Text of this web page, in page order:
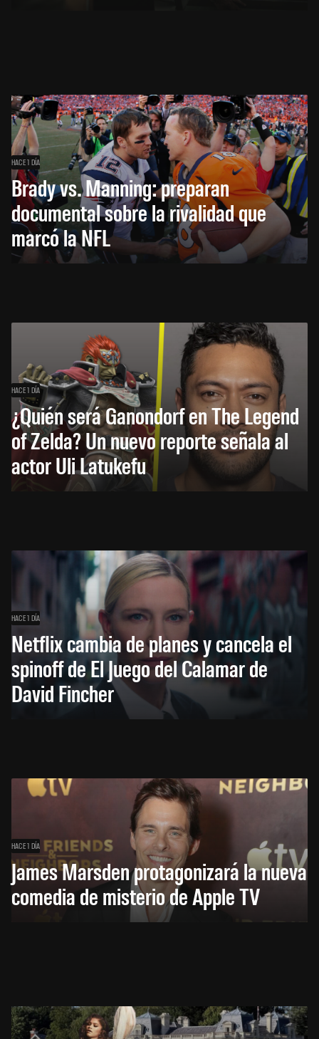
HACE 1 DÍA
Brady vs. Manning: preparan
documental sobre la rivalidad que
marcó la NFL
HACE 1 DÍA
¿Quién será Ganondorf en The Legend
of Zelda? Un nuevo reporte señala al
actor Uli Latukefu
HACE 1 DÍA
Netflix cambia de planes y cancela el
spinoff de El Juego del Calamar de
David Fincher
HACE 1 DÍA
James Marsden protagonizará la nueva
comedia de misterio de Apple TV